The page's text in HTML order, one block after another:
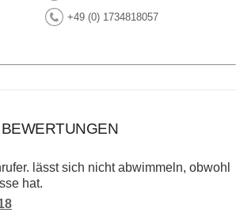
+49 (0) 1734818057
hat.